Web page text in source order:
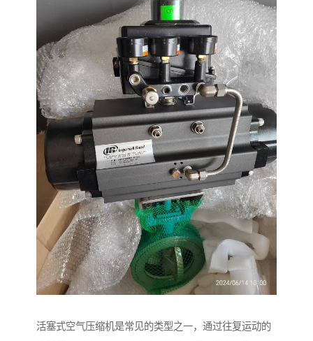
活塞式空气压缩机是常见的类型之一，通过往复运动的